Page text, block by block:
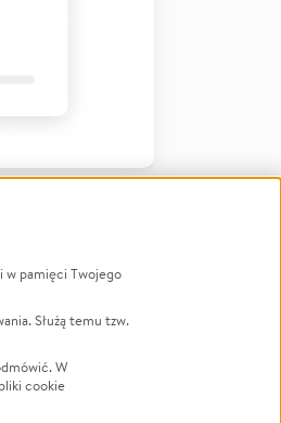
w pamięci Twojego
Służą temu tzw.
W
cookie